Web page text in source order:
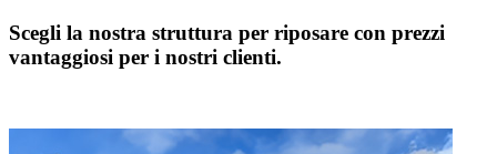
Scegli la nostra struttura per riposare con prezzi
vantaggiosi per i nostri clienti.